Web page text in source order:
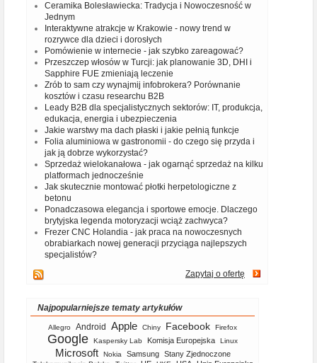
Ceramika Bolesławiecka: Tradycja i Nowoczesność w
Jednym
Interaktywne atrakcje w Krakowie - nowy trend w
rozrywce dla dzieci i dorosłych
Pomówienie w internecie - jak szybko zareagować?
Przeszczep włosów w Turcji: jak planowanie 3D, DHI i
Sapphire FUE zmieniają leczenie
Zrób to sam czy wynajmij infobrokera? Porównanie
kosztów i czasu researchu B2B
Leady B2B dla specjalistycznych sektorów: IT, produkcja,
edukacja, energia i ubezpieczenia
Jakie warstwy ma dach płaski i jakie pełnią funkcje
Folia aluminiowa w gastronomii - do czego się przyda i
jak ją dobrze wykorzystać?
Sprzedaż wielokanałowa - jak ogarnąć sprzedaż na kilku
platformach jednocześnie
Jak skutecznie montować płotki herpetologiczne z
betonu
Ponadczasowa elegancja i sportowe emocje. Dlaczego
brytyjska legenda motoryzacji wciąż zachwyca?
Frezer CNC Holandia - jak praca na nowoczesnych
obrabiarkach nowej generacji przyciąga najlepszych
specjalistów?
Zapytaj o ofertę
Najpopularniejsze tematy artykułów
Allegro Android Apple Chiny Facebook Firefox
Google Kaspersky Lab Komisja Europejska Linux
Microsoft Nokia Samsung Stany Zjednoczone